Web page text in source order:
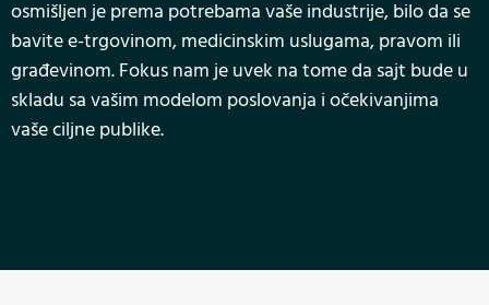
osmišljen je prema potrebama vaše industrije, bilo da se
bavite e-trgovinom, medicinskim uslugama, pravom ili
građevinom. Fokus nam je uvek na tome da sajt bude u
skladu sa vašim modelom poslovanja i očekivanjima
vaše ciljne publike.